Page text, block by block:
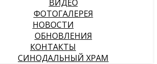
ВИДЕО
ФОТОГАЛЕРЕЯ
НОВОСТИ
ОБНОВЛЕНИЯ
КОНТАКТЫ
СИНОДАЛЬНЫЙ ХРАМ